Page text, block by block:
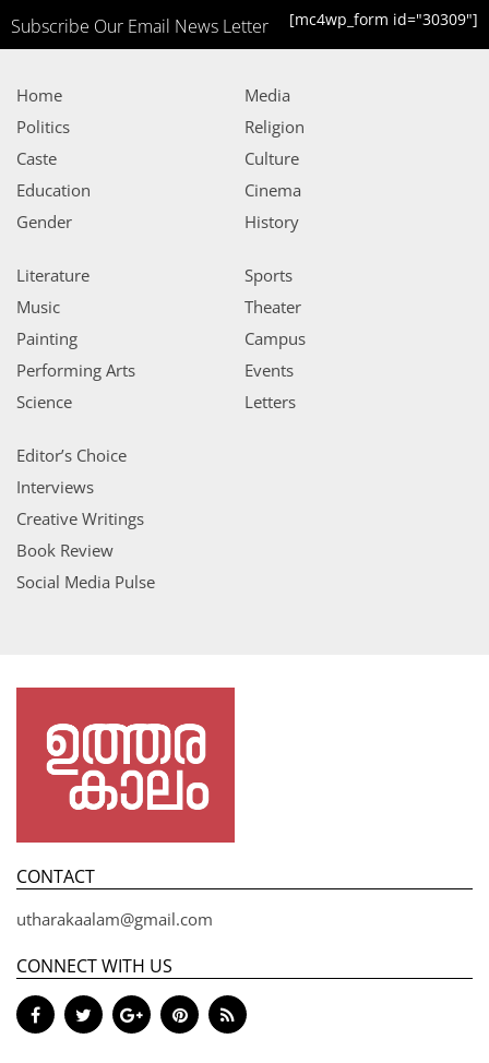
Subscribe Our Email News Letter [mc4wp_form id="30309"]
Home
Politics
Caste
Education
Gender
Media
Religion
Culture
Cinema
History
Literature
Music
Painting
Performing Arts
Science
Sports
Theater
Campus
Events
Letters
Editor’s Choice
Interviews
Creative Writings
Book Review
Social Media Pulse
CONTACT
utharakaalam@gmail.com
CONNECT WITH US